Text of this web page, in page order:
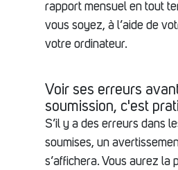
rapport mensuel en tout
vous soyez, à l’aide de
votre ordinateur.
Voir ses erreurs
soumission, c'est
S’il y a des erreurs dans
soumises, un
s’affichera. Vous aurez la